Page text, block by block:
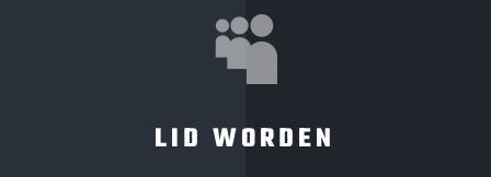

LID WORDEN